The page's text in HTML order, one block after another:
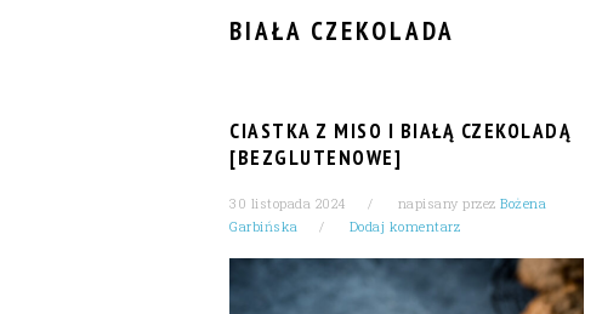
BIAŁA CZEKOLADA
CIASTKA Z MISO I BIAŁĄ CZEKOLADĄ
[BEZGLUTENOWE]
30 listopada 2024 napisany przez Bożena
Garbińska
Dodaj komentarz